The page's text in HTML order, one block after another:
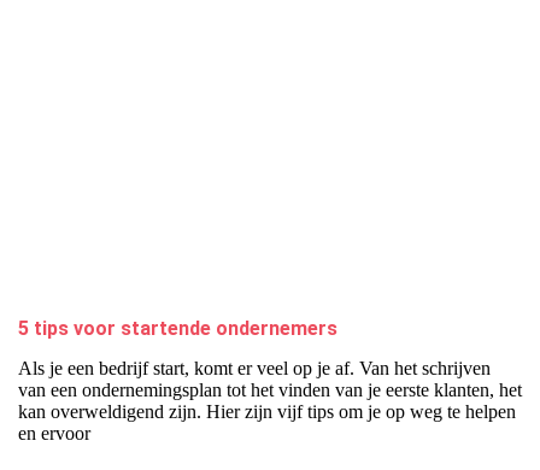
5 tips voor startende ondernemers
Als je een bedrijf start, komt er veel op je af. Van het schrijven
van een ondernemingsplan tot het vinden van je eerste klanten, het
kan overweldigend zijn. Hier zijn vijf tips om je op weg te helpen
en ervoor